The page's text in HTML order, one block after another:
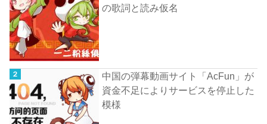
の歌詞と読み仮名
中国の弾幕動画サイト「AcFun」が
資金不足によりサービスを停止した
模様